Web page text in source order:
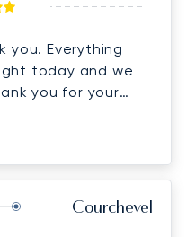
you. Everything
today and we
you for your
Courchevel